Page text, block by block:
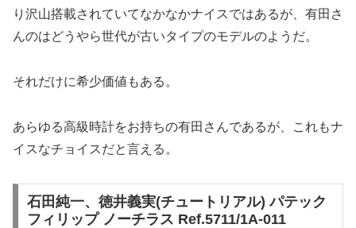
り沢山搭載されていてなかなかナイスではあるが、有田さ
んのはどうやら世代が古いタイプのモデルのようだ。
それだけに希少価値もある。
あらゆる高級時計をお持ちの有田さんであるが、これもナ
イスなチョイスだと言える。
石田純一、徳井義実(チュートリアル) パテック
フィリップ ノーチラス Ref.5711/1A-011